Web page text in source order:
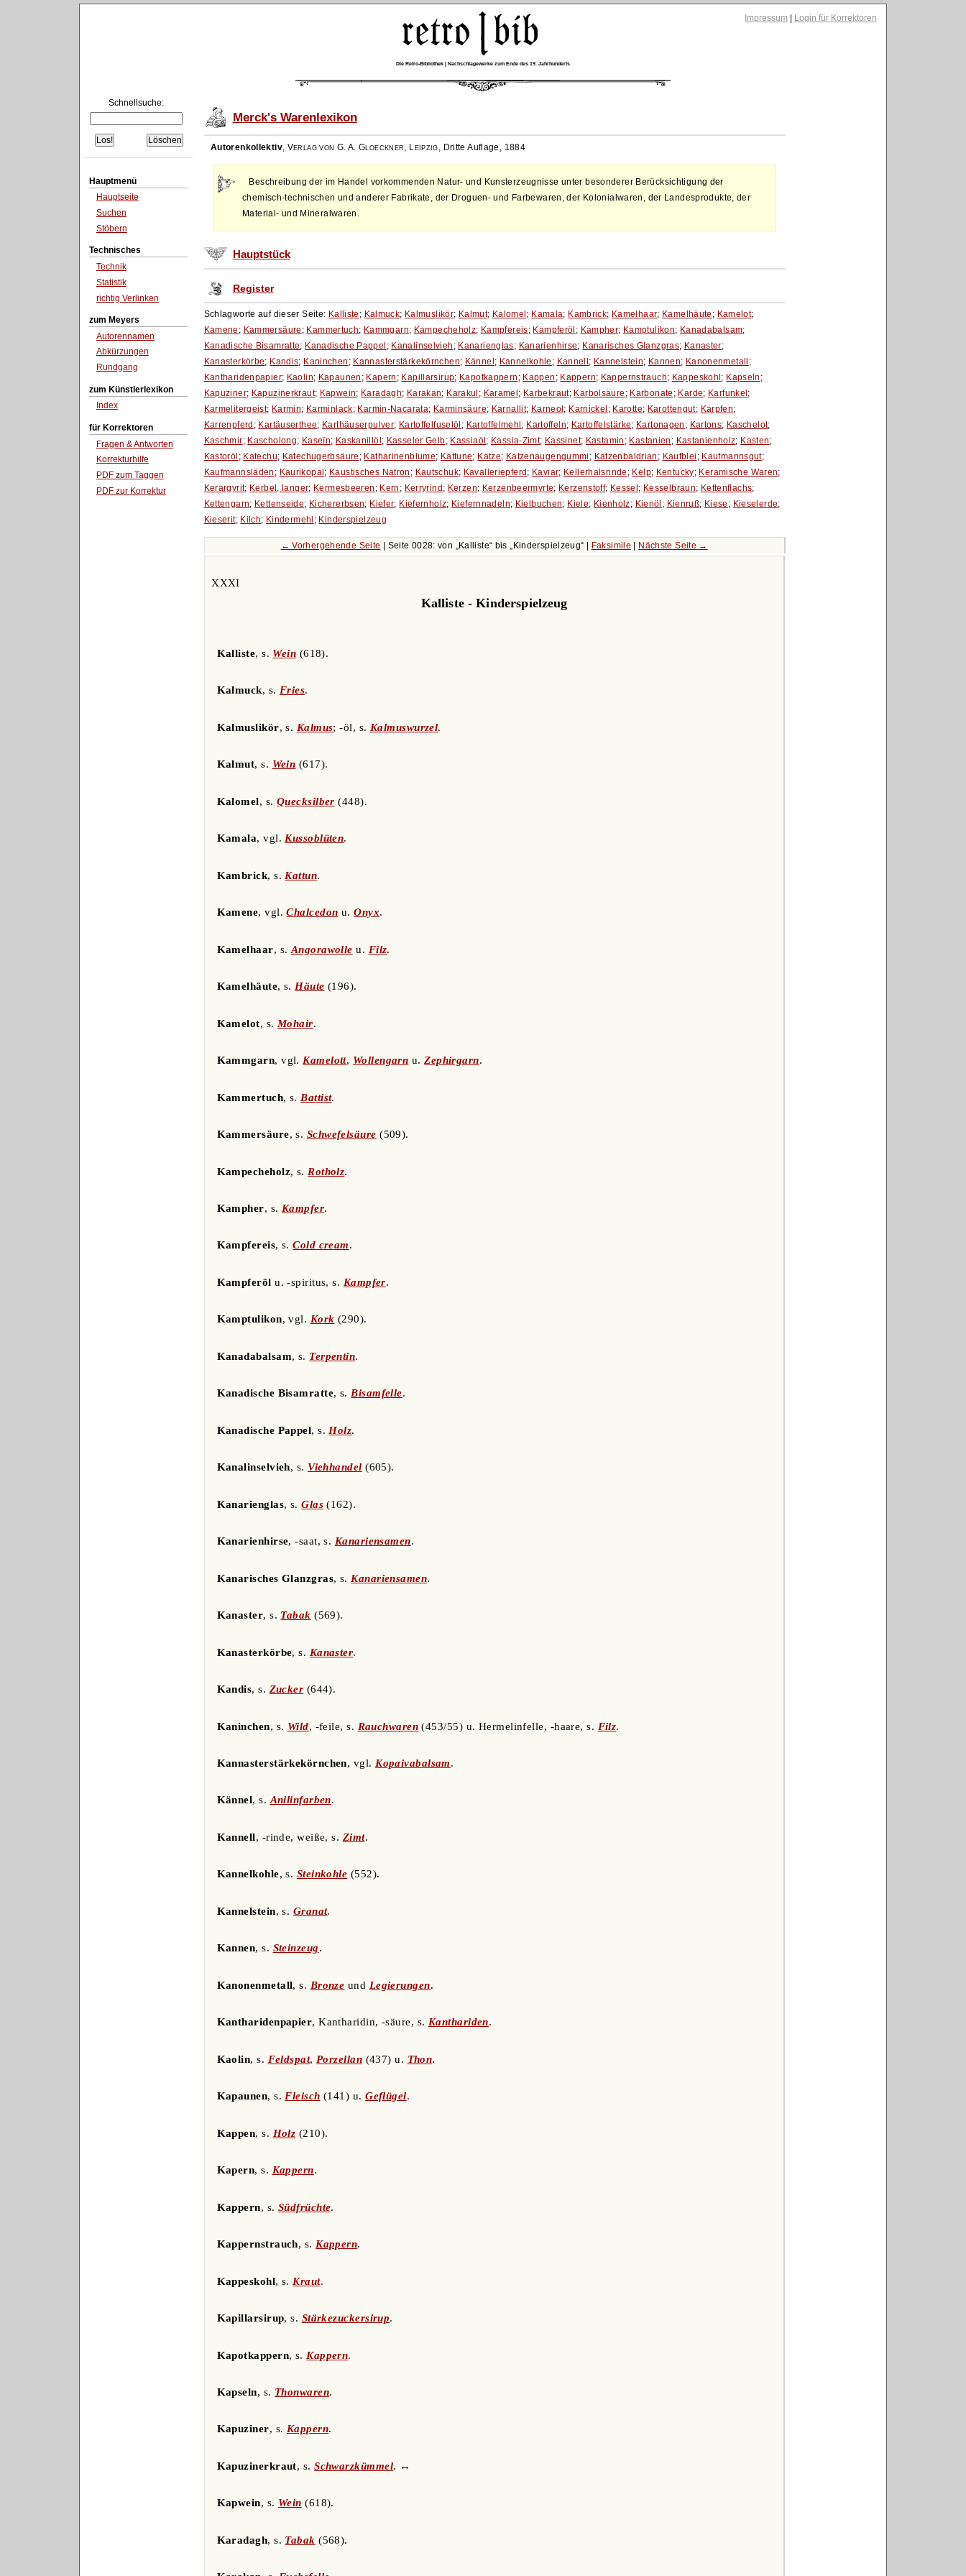
Impressum Login für Korrektoren
Die Retro-Bibliothek | Nachschlagewerke zum Ende des 19. Jahrhunderts
Schnellsuche:
Hauptmenü
Hauptseite
Suchen
Stöbern
Technisches
Technik
Statistik
richtig Verlinken
zum Meyers
Autorennamen
Abkürzungen
Rundgang
zum Künstlerlexikon
Index
für Korrektoren
Fragen & Antworten
Korrekturhilfe
PDF zum Taggen
PDF zur Korrektur
Merck's Warenlexikon
Autorenkollektiv, Verlag von G. A. Gloeckner, Leipzig, Dritte Auflage, 1884
Beschreibung der im Handel vorkommenden Natur- und Kunsterzeugnisse unter besonderer Berücksichtigung der
chemisch-technischen und anderer Fabrikate, der Droguen- und Farbewaren, der Kolonialwaren, der Landesprodukte, der
Material- und Mineralwaren.
Hauptstück
Register
Schlagworte auf dieser Seite: Kalliste ; Kalmuck; Kalmuslikör; Kalmut; Kalomel ; Kamala; Kambrick; Kamelhaar; Kamelhäute ; Kamelot;
Kamene ; Kammersäure ; Kammertuch; Kammgarn; Kampecheholz; Kampfereis; Kampferöl ; Kampher; Kamptulikon; Kanadabalsam;
Kanadische Bisamratte; Kanadische Pappel ; Kanalinselvieh ; Kanarienglas; Kanarienhirse; Kanarisches Glanzgras; Kanaster;
Kanasterkörbe; Kandis; Kaninchen ; Kannasterstärkekörnchen; Kännel ; Kannelkohle ; Kannell ; Kannelstein; Kannen; Kanonenmetall ;
Kantharidenpapier; Kaolin; Kapaunen ; Kapern ; Kapillarsirup; Kapotkappern ; Kappen ; Kappern; Kappernstrauch; Kappeskohl ; Kapseln ;
Kapuziner; Kapuzinerkraut; Kapwein; Karadagh; Karakan; Karakul ; Karamel ; Karbekraut; Karbolsäure ; Karbonate ; Karde; Karfunkel ;
Karmelitergeist; Karmin; Karminlack; Karmin-Nacarata; Karminsäure; Karnallit; Karneol ; Karnickel ; Karotte; Karottengut; Karpfen;
Karrenpferd ; Kartäuserthee; Karthäuserpulver; Kartoffelfuselöl ; Kartoffelmehl ; Kartoffeln; Kartoffelstärke; Kartonagen ; Kartons; Kaschelot;
Kaschmir; Kascholong; Kaseïn; Kaskanillöl ; Kasseler Gelb; Kassiaöl ; Kassia-Zimt; Kassinet; Kastamin ; Kastanien ; Kastanienholz; Kasten;
Kastoröl ; Katechu; Katechugerbsäure ; Katharinenblume; Kattune; Katze; Katzenaugengummi ; Katzenbaldrian ; Kaufblei ; Kaufmannsgut;
Kaufmannsläden ; Kaurikopal ; Kaustisches Natron ; Kautschuk; Kavalleriepferd ; Kaviar; Kellerhalsrinde ; Kelp; Kentucky; Keramische Waren;
Kerargyrit; Kerbel, langer; Kermesbeeren ; Kern ; Kerryrind ; Kerzen; Kerzenbeermyrte; Kerzenstoff; Kessel ; Kesselbraun; Kettenflachs;
Kettengarn; Kettenseide; Kichererbsen; Kiefer; Kiefernholz; Kiefernnadeln; Kielbuchen; Kiele; Kienholz; Kienöl ; Kienruß; Kiese ; Kieselerde;
Kieserit; Kilch; Kindermehl ; Kinderspielzeug
← Vorhergehende Seite | Seite 0028: von Kalliste bis Kinderspielzeug | Faksimile | Nächste Seite →
XXXI
Kalliste - Kinderspielzeug
Kalliste, s. Wein (618).
Kalmuck, s. Fries.
Kalmuslikör, s. Kalmus; -öl, s. Kalmuswurzel.
Kalmut, s. Wein (617).
Kalomel, s. Quecksilber (448).
Kamala, vgl.Kussoblüten.
Kambrick, s. Kattun.
Kamene, vgl.Chalcedon u.Onyx.
Kamelhaar, s. Angorawolle u. Filz.
Kamelhäute, s. Häute (196).
Kamelot, s. Mohair.
Kammgarn, vgl. Kamelott, Wollengarn u.Zephirgarn.
Kammertuch, s. Battist.
Kammersäure, s. Schwefelsäure (509).
Kampecheholz, s. Rotholz.
Kampher, s. Kampfer.
Kampfereis, s.Cold cream.
Kampferöl u. -spiritus, s. Kampfer.
Kamptulikon, vgl. Kork (290).
Kanadabalsam, s. Terpentin.
Kanadische Bisamratte, s.Bisamfelle.
Kanadische Pappel, s. Holz.
Kanalinselvieh, s. Viehhandel (605).
Kanarienglas, s.Glas (162).
Kanarienhirse, -saat, s. Kanariensamen.
Kanarisches Glanzgras, s. Kanariensamen.
Kanaster, s. Tabak (569).
Kanasterkörbe, s. Kanaster.
Kandis, s. Zucker (644).
Kaninchen, s. Wild, -feile, s. Rauchwaren (453/55) u. Hermelinfelle, -haare, s. Filz.
Kannasterstärkekörnchen, vgl. Kopaivabalsam.
Kännel, s.Anilinfarben.
Kannell, -rinde, weiße, s. Zimt.
Kannelkohle, s. Steinkohle (552).
Kannelstein, s. Granat.
Kannen, s. Steinzeug.
Kanonenmetall, s. Bronze und Legierungen.
Kantharidenpapier, Kantharidin, -säure, s. Kanthariden.
Kaolin, s. Feldspat, Porzellan (437) u. Thon.
Kapaunen, s.Fleisch (141) u.Geflügel.
Kappen, s. Holz (210).
Kapern, s. Kappern.
Kappern, s. Südfrüchte.
Kappernstrauch, s. Kappern.
Kappeskohl, s. Kraut.
Kapillarsirup, s. Stärkezuckersirup.
Kapotkappern, s. Kappern.
Kapseln, s. Thonwaren.
Kapuziner, s. Kappern.
Kapuzinerkraut, s.Schwarzkümmel. ↔
Kapwein, s. Wein (618).
Karadagh, s. Tabak (568).